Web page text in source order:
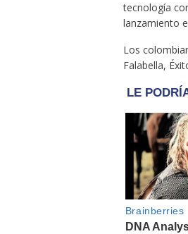
tecnología
lanzamiento
Los
Falabella,